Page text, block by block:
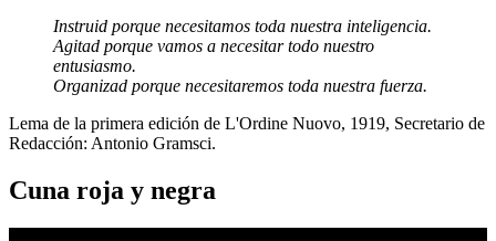
Instruid porque necesitamos toda nuestra inteligencia.
Agitad porque vamos a necesitar todo nuestro
entusiasmo.
Organizad porque necesitaremos toda nuestra fuerza.
Lema de la primera edición de L'Ordine Nuovo, 1919, Secretario de
Redacción: Antonio Gramsci.
Cuna roja y negra